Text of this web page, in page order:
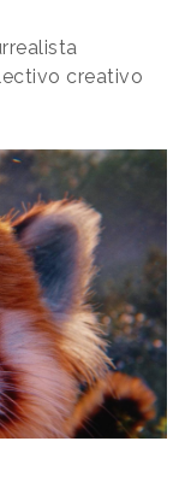
creativo